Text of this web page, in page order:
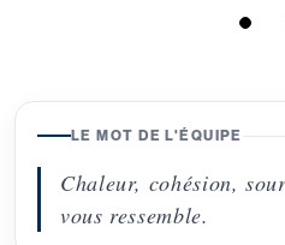
LE MOT DE L'ÉQUIPE
Chaleur, cohésion,
vous ressemble.